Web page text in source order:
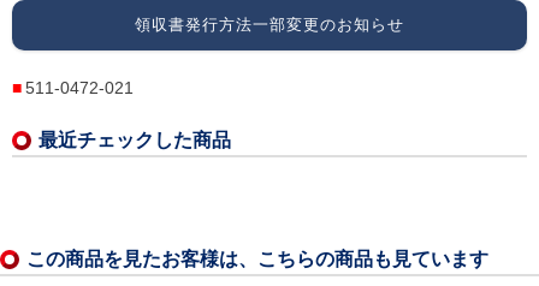
領収書発行方法一部変更のお知らせ
511-0472-021
最近チェックした商品
この商品を見たお客様は、こちらの商品も見ています